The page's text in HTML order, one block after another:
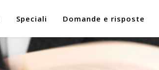
Speciali Domande e risposte